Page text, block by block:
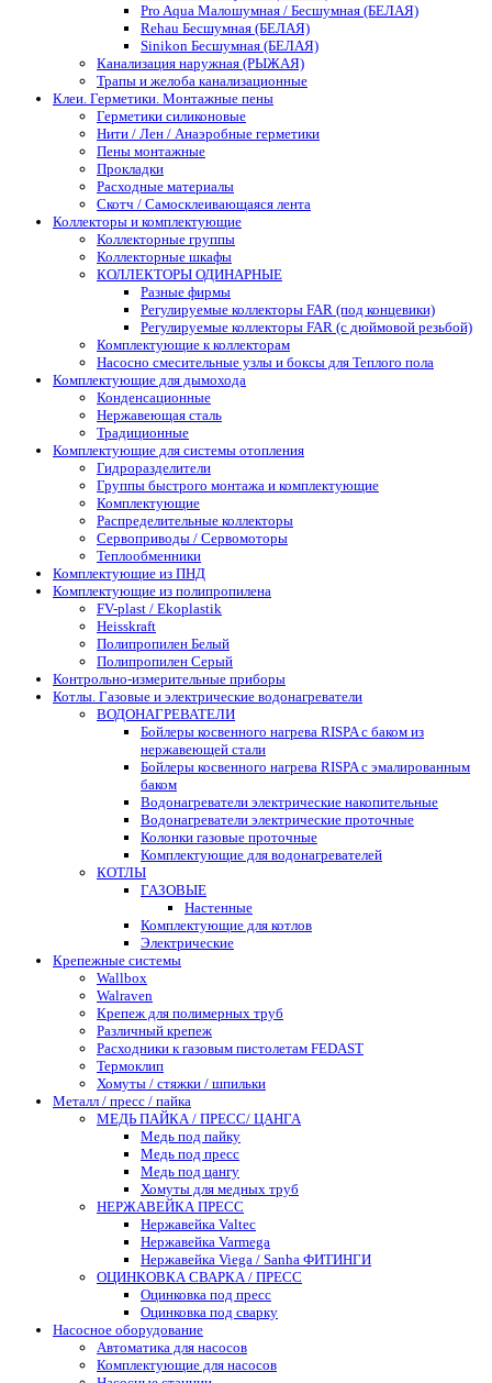
Pro Aqua Малошумная / Бесшумная (БЕЛАЯ)
Rehau Бесшумная (БЕЛАЯ)
Sinikon Бесшумная (БЕЛАЯ)
Канализация наружная (РЫЖАЯ)
Трапы и желоба канализационные
Клеи. Герметики. Монтажные пены
Герметики силиконовые
Нити / Лен / Анаэробные герметики
Пены монтажные
Прокладки
Расходные материалы
Скотч / Самосклеивающаяся лента
Коллекторы и комплектующие
Коллекторные группы
Коллекторные шкафы
КОЛЛЕКТОРЫ ОДИНАРНЫЕ
Разные фирмы
Регулируемые коллекторы FAR (под концевики)
Регулируемые коллекторы FAR (с дюймовой резьбой)
Комплектующие к коллекторам
Насосно смесительные узлы и боксы для Теплого пола
Комплектующие для дымохода
Конденсационные
Нержавеющая сталь
Традиционные
Комплектующие для системы отопления
Гидроразделители
Группы быстрого монтажа и комплектующие
Комплектующие
Распределительные коллекторы
Сервоприводы / Сервомоторы
Теплообменники
Комплектующие из ПНД
Комплектующие из полипропилена
FV-plast / Ekoplastik
Heisskraft
Полипропилен Белый
Полипропилен Серый
Контрольно-измерительные приборы
Котлы. Газовые и электрические водонагреватели
ВОДОНАГРЕВАТЕЛИ
Бойлеры косвенного нагрева RISPA с баком из
нержавеющей стали
Бойлеры косвенного нагрева RISPA с эмалированным
баком
Водонагреватели электрические накопительные
Водонагреватели электрические проточные
Колонки газовые проточные
Комплектующие для водонагревателей
КОТЛЫ
ГАЗОВЫЕ
Настенные
Комплектующие для котлов
Электрические
Крепежные системы
Wallbox
Walraven
Крепеж для полимерных труб
Различный крепеж
Расходники к газовым пистолетам FEDAST
Термоклип
Хомуты / стяжки / шпильки
Металл / пресс / пайка
МЕДЬ ПАЙКА / ПРЕСС/ ЦАНГА
Медь под пайку
Медь под пресс
Медь под цангу
Хомуты для медных труб
НЕРЖАВЕЙКА ПРЕСС
Нержавейка Valtec
Нержавейка Varmega
Нержавейка Viega / Sanha ФИТИНГИ
ОЦИНКОВКА СВАРКА / ПРЕСС
Оцинковка под пресс
Оцинковка под сварку
Насосное оборудование
Автоматика для насосов
Комплектующие для насосов